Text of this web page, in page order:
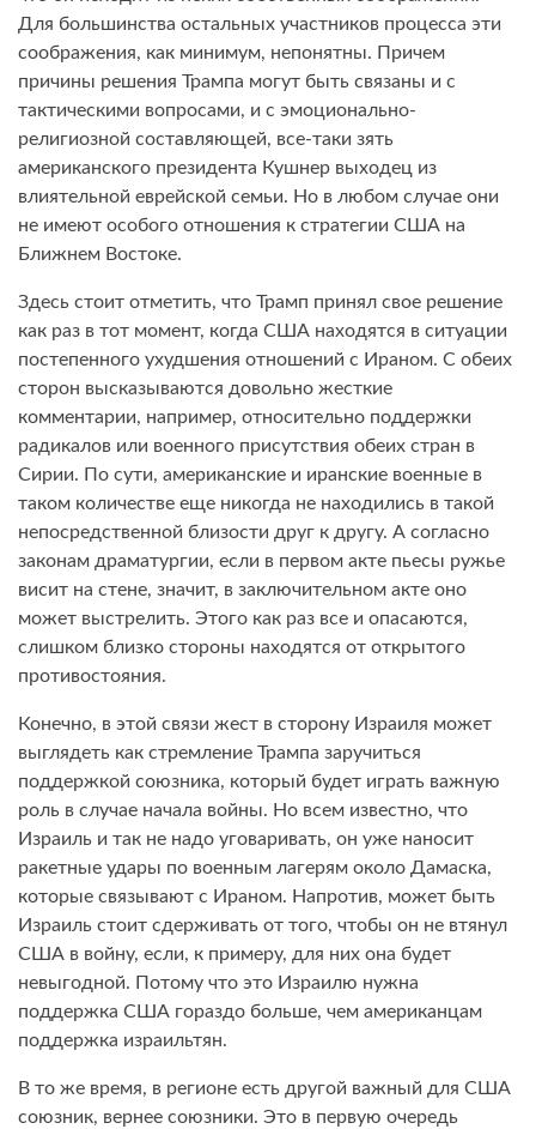
Для большинства остальных участников процесса эти
соображения, как минимум, непонятны. Причем
причины решения Трампа могут быть связаны и с
тактическими вопросами, и с эмоционально-
религиозной составляющей, все-таки зять
американского президента Кушнер выходец из
влиятельной еврейской семьи. Но в любом случае они
не имеют особого отношения к стратегии США на
Ближнем Востоке.
Здесь стоит отметить, что Трамп принял свое решение
как раз в тот момент, когда США находятся в ситуации
постепенного ухудшения отношений с Ираном. С обеих
сторон высказываются довольно жесткие
комментарии, например, относительно поддержки
радикалов или военного присутствия обеих стран в
Сирии. По сути, американские и иранские военные в
таком количестве еще никогда не находились в такой
непосредственной близости друг к другу. А согласно
законам драматургии, если в первом акте пьесы ружье
висит на стене, значит, в заключительном акте оно
может выстрелить. Этого как раз все и опасаются,
слишком близко стороны находятся от открытого
противостояния.
Конечно, в этой связи жест в сторону Израиля может
выглядеть как стремление Трампа заручиться
поддержкой союзника, который будет играть важную
роль в случае начала войны. Но всем известно, что
Израиль и так не надо уговаривать, он уже наносит
ракетные удары по военным лагерям около Дамаска,
которые связывают с Ираном. Напротив, может быть
Израиль стоит сдерживать от того, чтобы он не втянул
США в войну, если, к примеру, для них она будет
невыгодной. Потому что это Израилю нужна
поддержка США гораздо больше, чем американцам
поддержка израильтян.
В то же время, в регионе есть другой важный для США
союзник, вернее союзники. Это в первую очередь